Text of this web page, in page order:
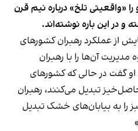
«واقعیتی تلخ» درباره نیم قرن
و در این باره نوشته‌اند.
از عملکرد رهبران کشورهای
آن‌ها را با رهبران
گفت در حالی که کشورهای
تبدیل می‌کنند، رهبران
را به بیابان‌های خشک تبدیل